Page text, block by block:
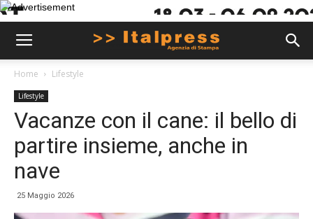
Home Lifestyle
Lifestyle
Vacanze con il cane: il bello di
partire insieme, anche in
nave
25 Maggio 2026